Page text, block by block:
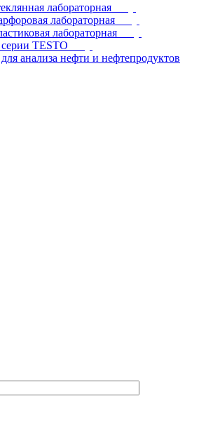
лабораторная
лабораторная
лабораторная
TESTO
анализа нефти и нефтепродуктов